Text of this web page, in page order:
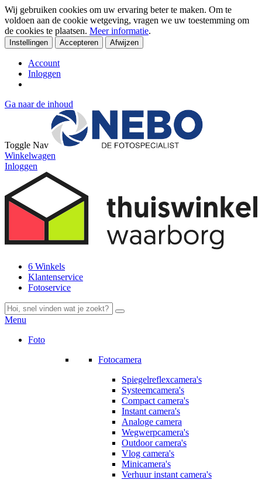
Wij gebruiken cookies om uw ervaring beter te maken. Om te
voldoen aan de cookie wetgeving, vragen we uw toestemming om
de cookies te plaatsen. Meer informatie.
Instellingen Accepteren Afwijzen
Account
Inloggen
Ga naar de inhoud
Toggle Nav
Winkelwagen
Inloggen
6 Winkels
Klantenservice
Fotoservice
Menu
Foto
Fotocamera
Spiegelreflexcamera's
Systeemcamera's
Compact camera's
Instant camera's
Analoge camera
Wegwerpcamera's
Outdoor camera's
Vlog camera's
Minicamera's
Verhuur instant camera's